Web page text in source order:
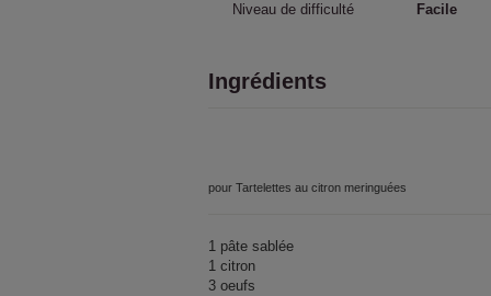
Niveau de difficulté
Facile
Ingrédients
pour Tartelettes au citron meringuées
1 pâte sablée
1 citron
3 oeufs